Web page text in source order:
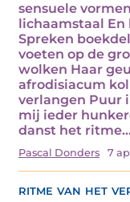
sensuele
lichaamstaal
Spreken
voeten op de
wolken Haar
afrodisiacum
verlangen Puur
mij ieder
danst het
Pascal Donders 7
ritme van het